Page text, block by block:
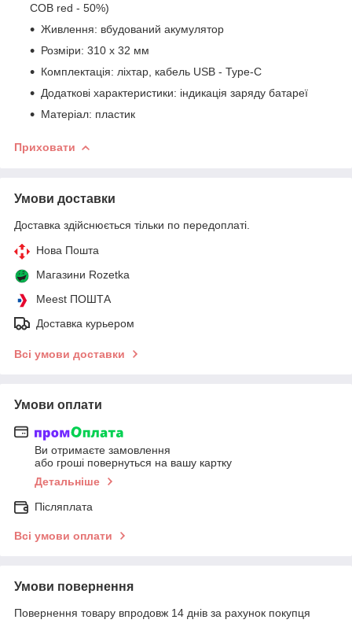
COB red - 50%)
Живлення: вбудований акумулятор
Розміри: 310 х 32 мм
Комплектація: ліхтар, кабель USB - Type-C
Додаткові характеристики: індикація заряду батареї
Матеріал: пластик
Приховати
Умови доставки
Доставка здійснюється тільки по передоплаті.
Нова Пошта
Магазини Rozetka
Meest ПОШТА
Доставка курьером
Всі умови доставки
Умови оплати
Ви отримаєте замовлення
або гроші повернуться на вашу картку
Детальніше
Післяплата
Всі умови оплати
Умови повернення
Повернення товару впродовж 14 днів за рахунок покупця